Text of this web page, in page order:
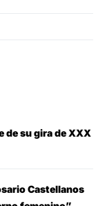
de su gira de XXX
Castellanos